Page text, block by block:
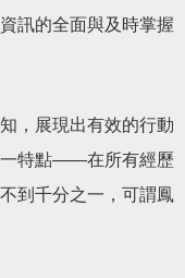
訊的全面與及時掌握
，展現出有效的行動
一特點——在所有經歷
到千分之一，可謂鳳